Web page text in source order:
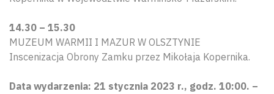
14.30 – 15.30
MUZEUM WARMII I MAZUR W OLSZTYNIE
Inscenizacja Obrony Zamku przez Mikołaja Kopernika.
Data wydarzenia: 21 stycznia 2023 r., godz. 10:00. –